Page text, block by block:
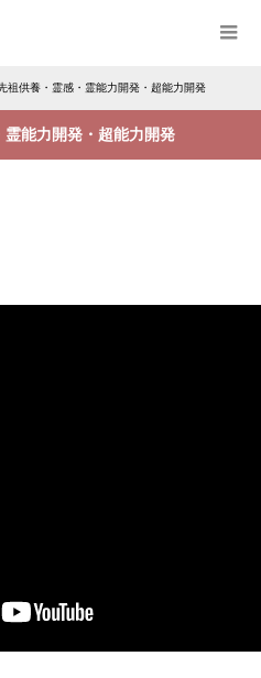
祖供養・霊感・霊能力開発・超能力開発
能力開発・超能力開発